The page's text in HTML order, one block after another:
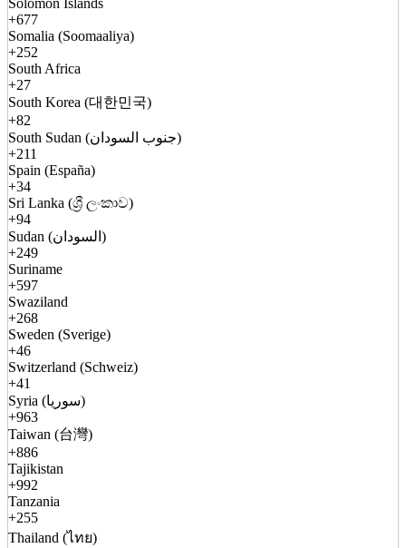
Solomon Islands
+677
Somalia (Soomaaliya)
+252
South Africa
+27
South Korea (대한민국)
+82
South Sudan (جنوب السودان)
+211
Spain (España)
+34
Sri Lanka (ශ්‍රී ලංකාව)
+94
Sudan (السودان)
+249
Suriname
+597
Swaziland
+268
Sweden (Sverige)
+46
Switzerland (Schweiz)
+41
Syria (سوريا)
+963
Taiwan (台灣)
+886
Tajikistan
+992
Tanzania
+255
Thailand (ไทย)